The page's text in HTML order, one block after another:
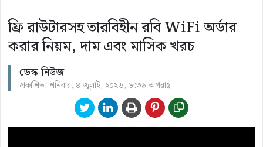
ফ্রি রাউটারসহ তারবিহীন রবি WiFi অর্ডার
করার নিয়ম, দাম এবং মাসিক খরচ
ডেস্ক নিউজ
প্রকাশিত: শনিবার, ৪ জুলাই, ২০২৬, ৮:৩৯ অপরাহ্ণ